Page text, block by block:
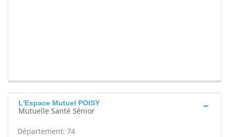
L'Espace Mutuel POISY
Mutuelle Santé Sénior
Département: 74